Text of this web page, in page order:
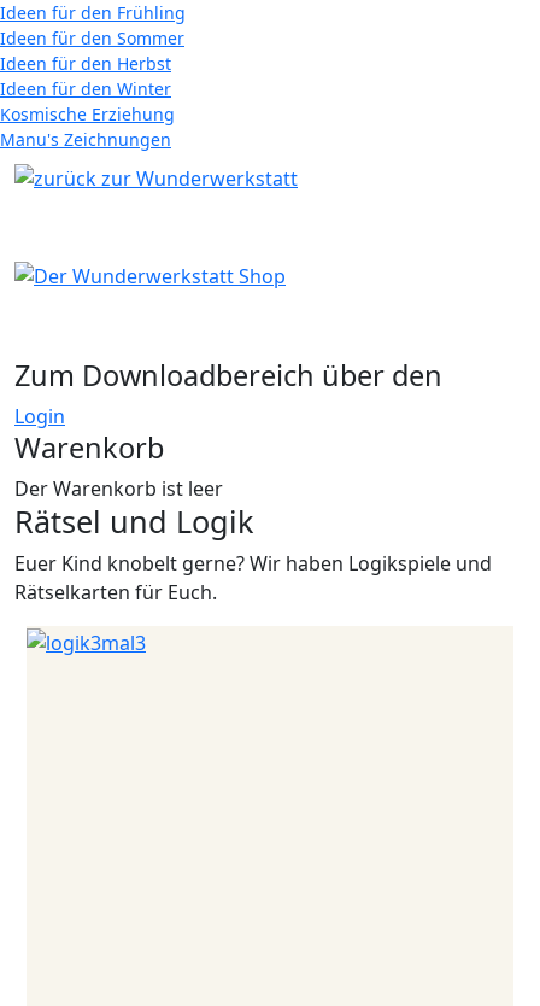
Ideen für den Frühling
Ideen für den Sommer
Ideen für den Herbst
Ideen für den Winter
Kosmische Erziehung
Manu's Zeichnungen
Zum Downloadbereich über den
Login
Warenkorb
Der Warenkorb ist leer
Rätsel und Logik
Euer Kind knobelt gerne? Wir haben Logikspiele und
Rätselkarten für Euch.